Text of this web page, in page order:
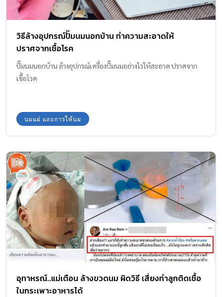
วิธีล้างอุปกรณ์ปั๊มนมนอกบ้าน ทำความสะอาดให้
ปราศจากเชื้อโรค
ปั๊มนมนอกบ้าน ล้างอุปกรณ์เครื่องปั๊มนมอย่างไรให้สะอาด ปราศจาก
เชื้อโรค
นมแม่ และการให้นม
อุทาหรณ์..แม่เตือน ล้างขวดนม ผิดวิธี เสี่ยงทำลูกติดเชื้อ
ในกระเพาะอาหารได้